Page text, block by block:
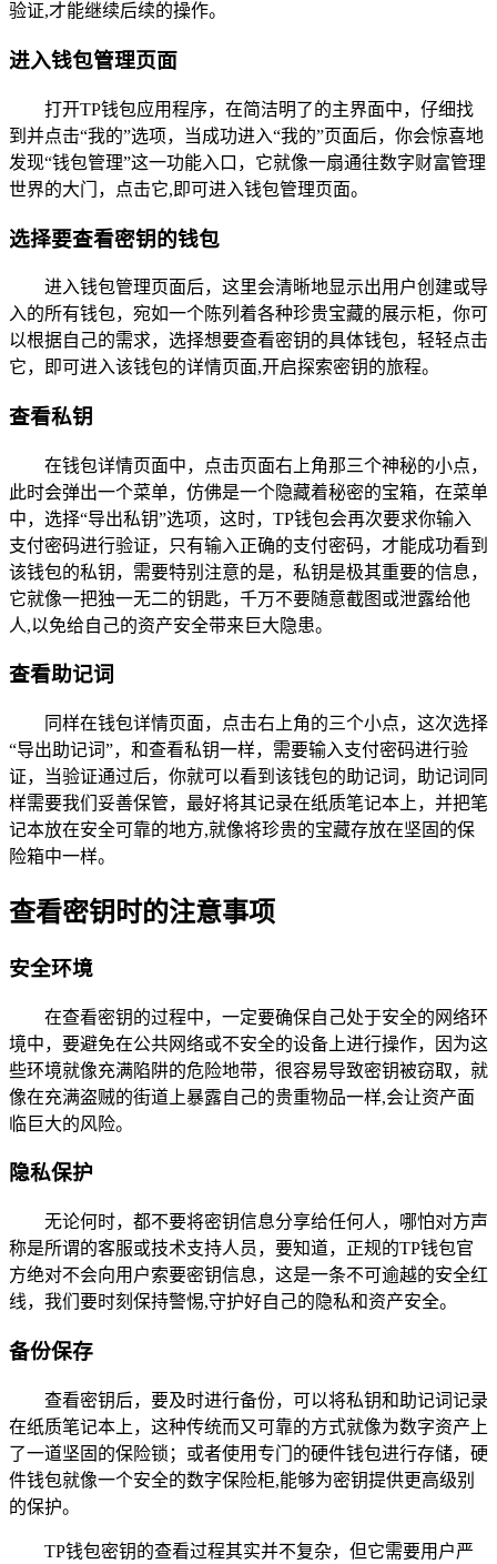
验证,才能继续后续的操作。
进入钱包管理页面
打开TP钱包应用程序，在简洁明了的主界面中，仔细找
到并点击“我的”选项，当成功进入“我的”页面后，你会惊喜地
发现“钱包管理”这一功能入口，它就像一扇通往数字财富管理
世界的大门，点击它,即可进入钱包管理页面。
选择要查看密钥的钱包
进入钱包管理页面后，这里会清晰地显示出用户创建或导
入的所有钱包，宛如一个陈列着各种珍贵宝藏的展示柜，你可
以根据自己的需求，选择想要查看密钥的具体钱包，轻轻点击
它，即可进入该钱包的详情页面,开启探索密钥的旅程。
查看私钥
在钱包详情页面中，点击页面右上角那三个神秘的小点，
此时会弹出一个菜单，仿佛是一个隐藏着秘密的宝箱，在菜单
中，选择“导出私钥”选项，这时，TP钱包会再次要求你输入
支付密码进行验证，只有输入正确的支付密码，才能成功看到
该钱包的私钥，需要特别注意的是，私钥是极其重要的信息，
它就像一把独一无二的钥匙，千万不要随意截图或泄露给他
人,以免给自己的资产安全带来巨大隐患。
查看助记词
同样在钱包详情页面，点击右上角的三个小点，这次选择
“导出助记词”，和查看私钥一样，需要输入支付密码进行验
证，当验证通过后，你就可以看到该钱包的助记词，助记词同
样需要我们妥善保管，最好将其记录在纸质笔记本上，并把笔
记本放在安全可靠的地方,就像将珍贵的宝藏存放在坚固的保
险箱中一样。
查看密钥时的注意事项
安全环境
在查看密钥的过程中，一定要确保自己处于安全的网络环
境中，要避免在公共网络或不安全的设备上进行操作，因为这
些环境就像充满陷阱的危险地带，很容易导致密钥被窃取，就
像在充满盗贼的街道上暴露自己的贵重物品一样,会让资产面
临巨大的风险。
隐私保护
无论何时，都不要将密钥信息分享给任何人，哪怕对方声
称是所谓的客服或技术支持人员，要知道，正规的TP钱包官
方绝对不会向用户索要密钥信息，这是一条不可逾越的安全红
线，我们要时刻保持警惕,守护好自己的隐私和资产安全。
备份保存
查看密钥后，要及时进行备份，可以将私钥和助记词记录
在纸质笔记本上，这种传统而又可靠的方式就像为数字资产上
了一道坚固的保险锁；或者使用专门的硬件钱包进行存储，硬
件钱包就像一个安全的数字保险柜,能够为密钥提供更高级别
的保护。
TP钱包密钥的查看过程其实并不复杂，但它需要用户严